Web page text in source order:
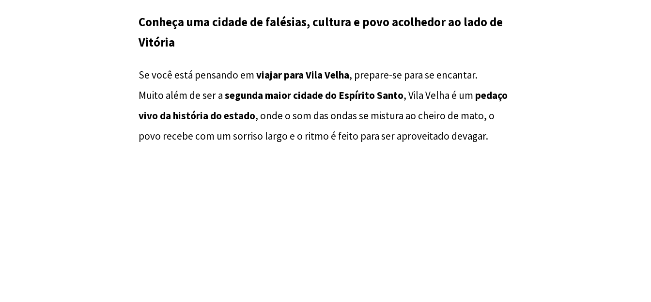
Conheça uma cidade de falésias, cultura e povo acolhedor ao lado de
Vitória
Se você está pensando emviajar para Vila Velha, prepare-se para se encantar.
Muito além de ser asegunda maior cidade do Espírito Santo, Vila Velha é um pedaço
vivo da história do estado, onde o som das ondas se mistura ao cheiro de mato, o
povo recebe com um sorriso largo e o ritmo é feito para ser aproveitado devagar.